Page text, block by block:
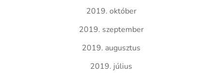
2019. október
2019. szeptember
2019. augusztus
2019. július